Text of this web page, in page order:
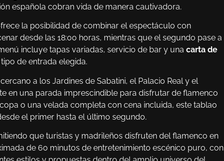
española cobran vida de manera cautivadora.
la posibilidad de combinar el espectáculo con
desde las 18:00 horas, mientras que el segundo pase a
incluye tapas variadas, servicio de bar y una carta de
de entrada elegida.
a los Jardines de Sabatini, el Palacio Real y el
en una parada imprescindible para disfrutar de flamenco
o una velada completa con cena incluida, este tablao
el primer hasta el último segundo.
que turistas y madrileños disfruten del flamenco en
de 60 minutos de entretenimiento escénico puro, con